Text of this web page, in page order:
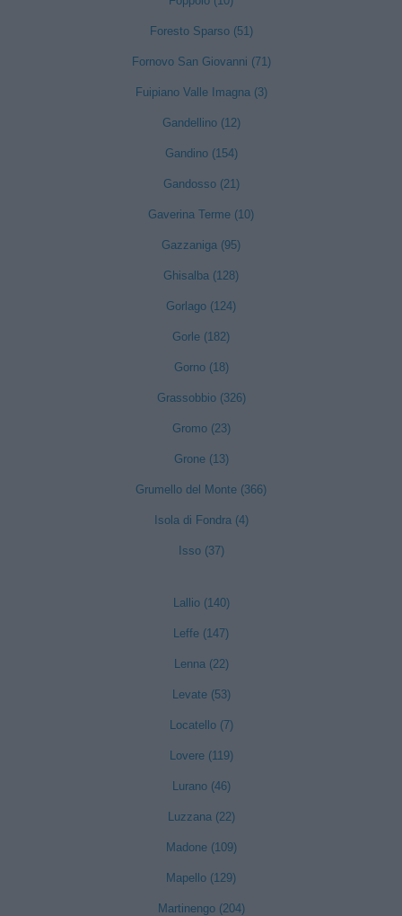
Foresto Sparso (51)
Fornovo San Giovanni (71)
Fuipiano Valle Imagna (3)
Gandellino (12)
Gandino (154)
Gandosso (21)
Gaverina Terme (10)
Gazzaniga (95)
Ghisalba (128)
Gorlago (124)
Gorle (182)
Gorno (18)
Grassobbio (326)
Gromo (23)
Grone (13)
Grumello del Monte (366)
Isola di Fondra (4)
Isso (37)
Lallio (140)
Leffe (147)
Lenna (22)
Levate (53)
Locatello (7)
Lovere (119)
Lurano (46)
Luzzana (22)
Madone (109)
Mapello (129)
Martinengo (204)